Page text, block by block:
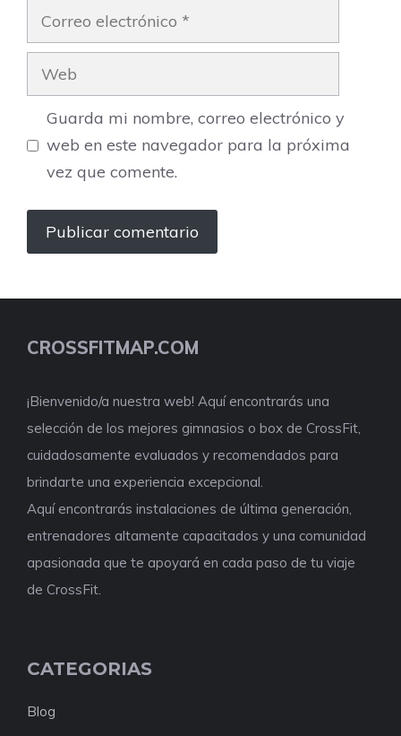
Correo
electrónico
Web
Guarda mi nombre, correo electrónico y
web en este navegador para la próxima
vez que comente.
CROSSFITMAP.COM
¡Bienvenido/a nuestra web! Aquí encontrarás una
selección de los mejores gimnasios o box de CrossFit,
cuidadosamente evaluados y recomendados para
brindarte una experiencia excepcional.
Aquí encontrarás instalaciones de última generación,
entrenadores altamente capacitados y una comunidad
apasionada que te apoyará en cada paso de tu viaje
de CrossFit.
CATEGORIAS
Blog